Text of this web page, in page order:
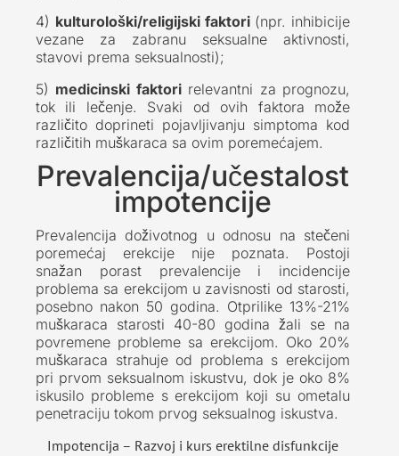
4) kulturološki/religijski faktori(npr. inhibicije
vezane za zabranu seksualne aktivnosti,
stavovi prema seksualnosti);
5) medicinski faktorirelevantni za prognozu,
tok ili lečenje. Svaki od ovih faktora može
različito doprineti pojavljivanju simptoma kod
različitih muškaraca sa ovim poremećajem.
Prevalencija/učestalost
impotencije
Prevalencija doživotnog u odnosu na stečeni
poremećaj erekcije nije poznata. Postoji
snažan porast prevalencije i incidencije
problema sa erekcijom u zavisnosti od starosti,
posebno nakon 50 godina. Otprilike 13%-21%
muškaraca starosti 40-80 godina žali se na
povremene probleme sa erekcijom. Oko 20%
muškaraca strahuje od problema s erekcijom
pri prvom seksualnom iskustvu, dok je oko 8%
iskusilo probleme s erekcijom koji su ometalu
penetraciju tokom prvog seksualnog iskustva.
Impotencija – Razvoj i kurs erektilne disfunkcije